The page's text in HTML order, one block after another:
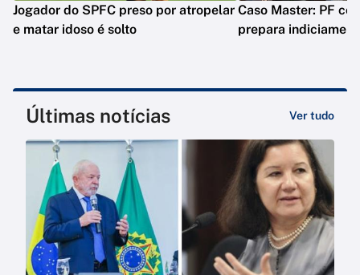
Jogador do SPFC preso por atropelar
e matar idoso é solto
Caso Master: PF
prepara
Últimas notícias Ver tudo